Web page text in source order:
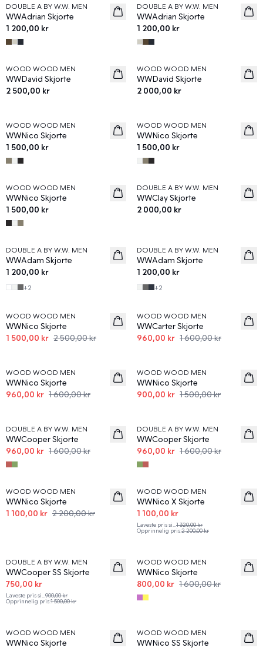
News
DOUBLE A BY W.W. MEN
WWAdrian Skjorte
1 200,00 kr
News
DOUBLE A BY W.W. MEN
WWAdrian Skjorte
1 200,00 kr
News
WOOD WOOD MEN
WWDavid Skjorte
2 500,00 kr
News
WOOD WOOD MEN
WWDavid Skjorte
2 000,00 kr
News
WOOD WOOD MEN
WWNico Skjorte
1 500,00 kr
News
WOOD WOOD MEN
WWNico Skjorte
1 500,00 kr
News
WOOD WOOD MEN
WWNico Skjorte
1 500,00 kr
News
DOUBLE A BY W.W. MEN
WWClay Skjorte
2 000,00 kr
DOUBLE A BY W.W. MEN
WWAdam Skjorte
1 200,00 kr
+2
DOUBLE A BY W.W. MEN
WWAdam Skjorte
1 200,00 kr
+2
WOOD WOOD MEN
WWNico Skjorte
1 500,00 kr 2 500,00 kr
WOOD WOOD MEN
WWCarter Skjorte
960,00 kr 1 600,00 kr
WOOD WOOD MEN
WWNico Skjorte
960,00 kr 1 600,00 kr
WOOD WOOD MEN
WWNico Skjorte
900,00 kr 1 500,00 kr
DOUBLE A BY W.W. MEN
WWCooper Skjorte
960,00 kr 1 600,00 kr
DOUBLE A BY W.W. MEN
WWCooper Skjorte
960,00 kr 1 600,00 kr
50%
WOOD WOOD MEN
WWNico Skjorte
1 100,00 kr 2 200,00 kr
50%
WOOD WOOD MEN
WWNico X Skjorte
1 100,00 kr
Laveste pris si 1 320,00 kr
Opprinnelig pris:2 200,00 kr
DOUBLE A BY W.W. MEN
WWCooper SS Skjorte
750,00 kr
Laveste pris si 900,00 kr
Opprinnelig pris:1 500,00 kr
WOOD WOOD MEN
WWNico Skjorte
800,00 kr 1 600,00 kr
WOOD WOOD MEN
WWNico Skjorte
WOOD WOOD MEN
WWNico SS Skjorte